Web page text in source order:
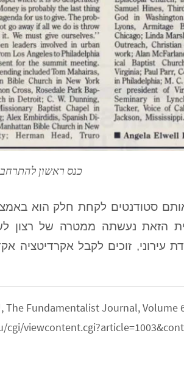
כנס ראשון
סטודנטים לקחת חלק הוא
הזאת נעשתה ממטרה של רצון
עירוני, זוכים לקבל
Fundamentalist Journal, Volume